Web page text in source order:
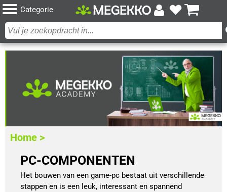
Categorie
Home >
PC-COMPONENTEN
Het bouwen van een game-pc bestaat uit verschillende
stappen en is een leuk, interessant en spannend